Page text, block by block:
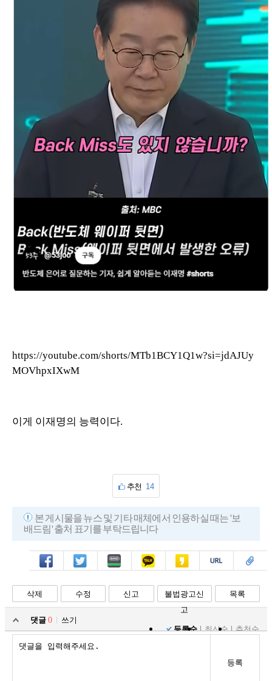
https://youtube.com/shorts/MTb1BCY1Q1w?si=jdAJUy
MOVhpxIXwM
이게 이재명의 능력이다.
추천 14
본 게시물을 뉴스 및 기타 매체에서 인용하실 때는 '보
배드림' 출처 표기를 부탁드립니다
페북 트윗 밴드 카톡 카스 복사 스크랩
삭제 수정 신고
불법광고신
고
목록
댓글 0
쓰기
등록순
최신순 추천순
등록